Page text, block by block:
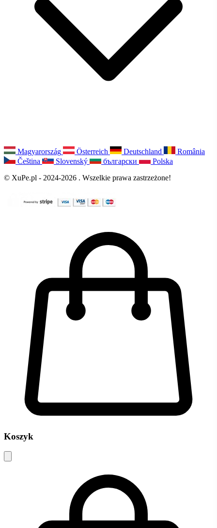
Magyarország Österreich Deutschland
România
Čeština
Slovenský български
Polska
© XuPe.pl - 2024-2026 . Wszelkie prawa zastrzeżone!
Koszyk